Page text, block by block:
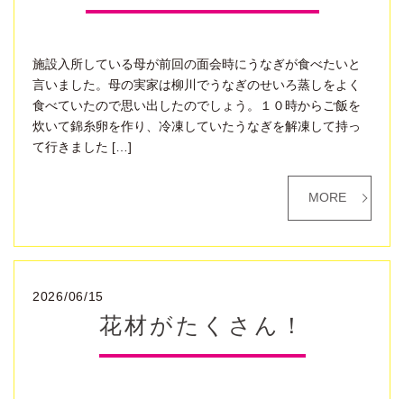
施設入所している母が前回の面会時にうなぎが食べたいと
言いました。母の実家は柳川でうなぎのせいろ蒸しをよく
食べていたので思い出したのでしょう。１０時からご飯を
炊いて錦糸卵を作り、冷凍していたうなぎを解凍して持っ
て行きました […]
MORE
2026/06/15
花材がたくさん！